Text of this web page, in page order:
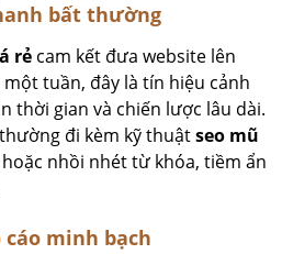
bất thường
rẻ cam kết đưa website lên
tuần, đây là tín hiệu cảnh
thời gian và chiến lược lâu dài.
đi kèm kỹ thuậtseo mũ
nhồi nhét từ khóa, tiềm ẩn
cáo minh bạch